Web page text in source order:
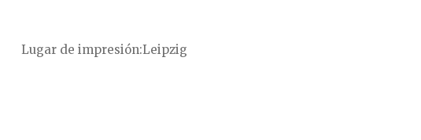
Lugar de impresión Leipzig